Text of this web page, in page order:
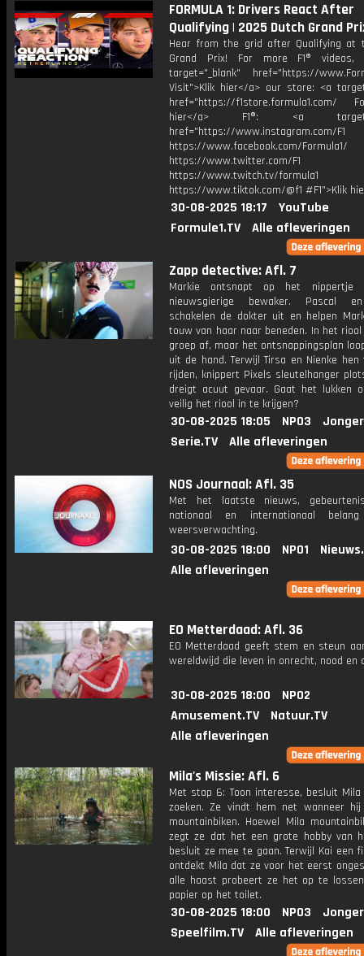
FORMULA 1: Drivers React After
Qualifying | 2025 Dutch Grand
Hear from the grid after Qualifying at
Grand Prix! For more F1®
target="_blank" href="https://
Visit">Klik hier</a> our store: <a
href="https://f1store.formula1.com/
hier</a> F1®: <a
href="https://www.instagram.com/F1
https://www.facebook.com/Formula1/
https://www.twitter.com/F1
https://www.twitch.tv/formula1
https://www.tiktok.com/@f1 #F1">Klik
30-08-2025 18:17
YouTube
Formule1.TV
Alle afleveringen
Zapp detective: Afl. 7
Markie ontsnapt op het nippertje
nieuwsgierige bewaker. Pascal
schakelen de dokter uit en helpen
touw van haar naar beneden. In het
groep af, maar het ontsnappingsplan
uit de hand. Terwijl Tirsa en Nienke hen
rijden, knippert Pixels sleutelhanger
dreigt acuut gevaar. Gaat het lukken
veilig het riool in te krijgen?
30-08-2025 18:05 NPO3
Serie.TV
Alle afleveringen
NOS Journaal: Afl. 35
Met het laatste nieuws,
nationaal en internationaal
weersverwachting.
30-08-2025 18:00 NPO1
Alle afleveringen
EO Metterdaad: Afl. 36
EO Metterdaad geeft stem en steun
wereldwijd die leven in onrecht, nood en
30-08-2025 18:00
NPO2
Amusement.TV
Natuur.TV
Alle afleveringen
Mila's Missie: Afl. 6
Met stap 6: Toon interesse, besluit
zoeken. Ze vindt hem net wanneer
mountainbiken. Hoewel Mila
zegt ze dat het een grote hobby van
besluit ze mee te gaan. Terwijl Kai een
ontdekt Mila dat ze voor het eerst
alle haast probeert ze het op te
papier op het toilet.
30-08-2025 18:00 NPO3
Speelfilm.TV
Alle afleveringen